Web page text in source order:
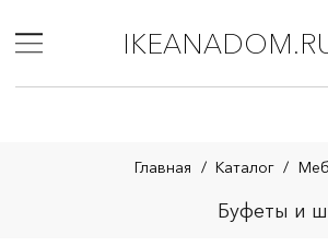
Главная / Каталог /
Буфеты и